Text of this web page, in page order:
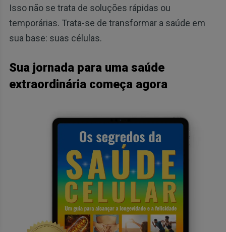
Isso não se trata de soluções rápidas ou
temporárias. Trata-se de transformar a saúde em
sua base: suas células.
Sua jornada para uma saúde
extraordinária começa agora